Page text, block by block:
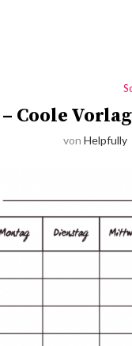
Coole
vonHelpfully